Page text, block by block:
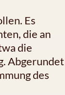
Es
die an
die
Abgerundet
des